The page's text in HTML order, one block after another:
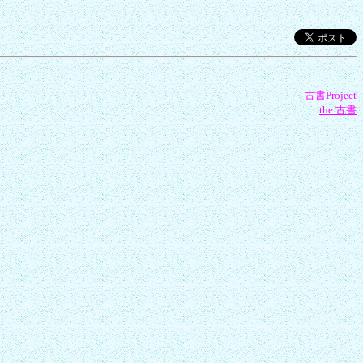
古書Project
the 古書